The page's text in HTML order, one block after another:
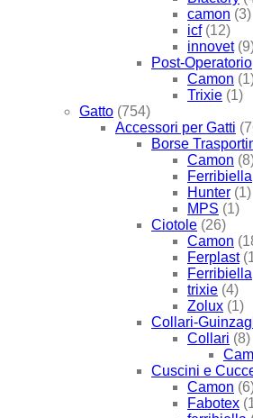
camon (3)
icf (12)
innovet
Post-Operatorio
Camon
Trixie (1)
Gatto (754)
Accessori per Gatti
Borse
Camon
Ferribiella
Hunter (1)
MPS (1)
Ciotole (26)
Camon
Ferplast
Ferribiella
trixie (4)
Zolux (1)
Collari-
Collari (8)
Cuscini e
Camon
Fabotex